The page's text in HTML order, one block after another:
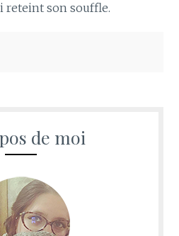
reteint son souffle.
de moi